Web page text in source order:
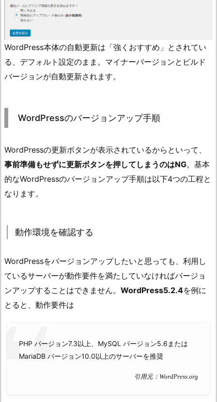
WordPress本体の自動更新は「強くおすすめ」とされてい
る、デフォルト設定のまま。マイナーバージョンとビルド
バージョンが自動更新されます。
WordPressのバージョンアップ手順
WordPressの更新ボタンが表示されているからといって、
事前準備もせずに更新ボタンを押してしまうのはNG。基本
的なWordPressのバージョンアップ手順は以下4つの工程と
なります。
動作環境を確認する
WordPressをバージョンアップしたいと思っても、利用し
ているサーバーが動作要件を満たしていなければバージョ
ンアップすることはできません。 WordPress5.2.4を例に
とると、動作要件は
PHP バージョン7.3以上、MySQL バージョン5.6または
MariaDB バージョン10.0以上のサーバーを推奨
引用元：WordPress.org